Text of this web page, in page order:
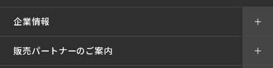
企業情報 ＋
販売パートナーのご案内 ＋